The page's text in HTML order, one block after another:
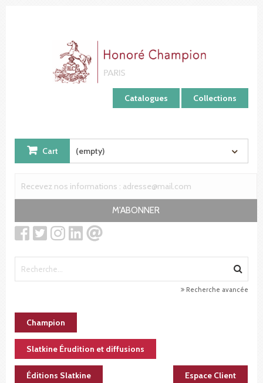
Catalogues Collections
Cart (empty)
M'ABONNER
Recherche avancée
Champion
Slatkine Érudition et diffusions
Éditions Slatkine Espace Client